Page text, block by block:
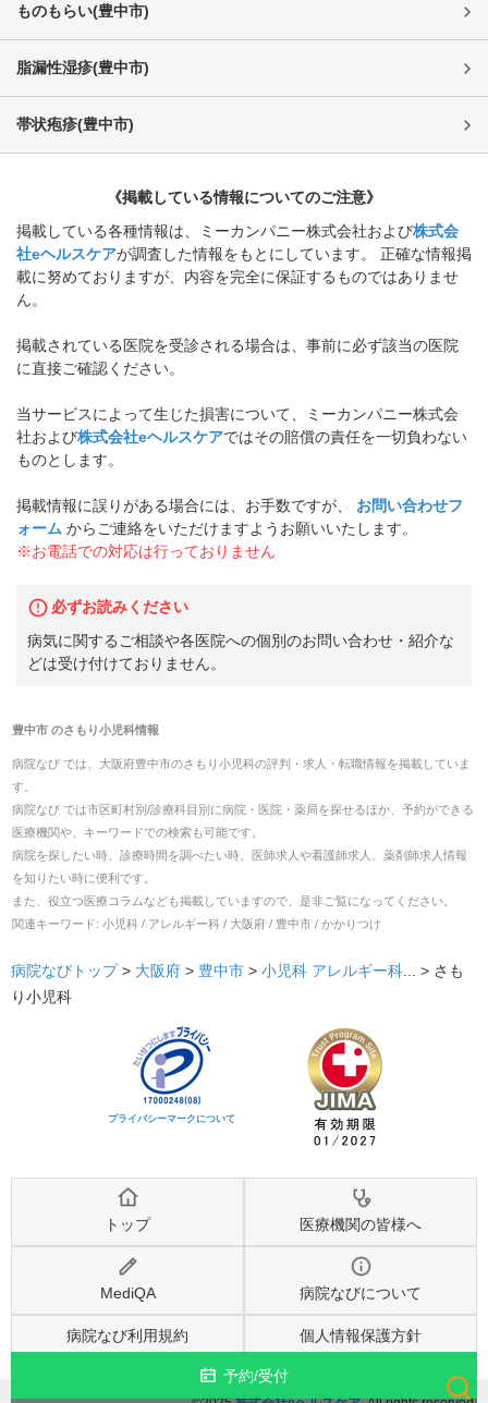
ものもらい(豊中市)
脂漏性湿疹(豊中市)
帯状疱疹(豊中市)
《掲載している情報についてのご注意》
掲載している各種情報は、ミーカンパニー株式会社および株式会
社eヘルスケアが調査した情報をもとにしています。 正確な情報掲
載に努めておりますが、内容を完全に保証するものではありませ
ん。
掲載されている医院を受診される場合は、事前に必ず該当の医院
に直接ご確認ください。
当サービスによって生じた損害について、ミーカンパニー株式会
社および株式会社eヘルスケアではその賠償の責任を一切負わない
ものとします。
掲載情報に誤りがある場合には、お手数ですが、
お問い合わせフ
ォーム からご連絡をいただけますようお願いいたします。
※お電話での対応は行っておりません
必ずお読みください
病気に関するご相談や各医院への個別のお問い合わせ・紹介な
どは受け付けておりません。
豊中市のさもり小児科情報
病院なび では、 大阪府豊中市のさもり小児科の評判・求人・転職情報を掲載していま
す。
病院なび では市区町村別/診療科目別に病院・医院・薬局を探せるほか、予約ができる
医療機関や、キーワードでの検索も可能です。
病院を探したい時、診療時間を調べたい時、医師求人や看護師求人、薬剤師求人情報
を知りたい時に便利です。
また、役立つ医療コラムなども掲載していますので、是非ご覧になってください。
関連キーワード: 小児科 / アレルギー科 / 大阪府 / 豊中市 / かかりつけ
予約/受付
病院なびトップ > 大阪府 > 豊中市 > 小児科 アレルギー科... > さも
り小児科
プライバシーマークについて
トップ 医療機関の皆様へ
MediQA 病院なびについて
病院なび利用規約 個人情報保護方針